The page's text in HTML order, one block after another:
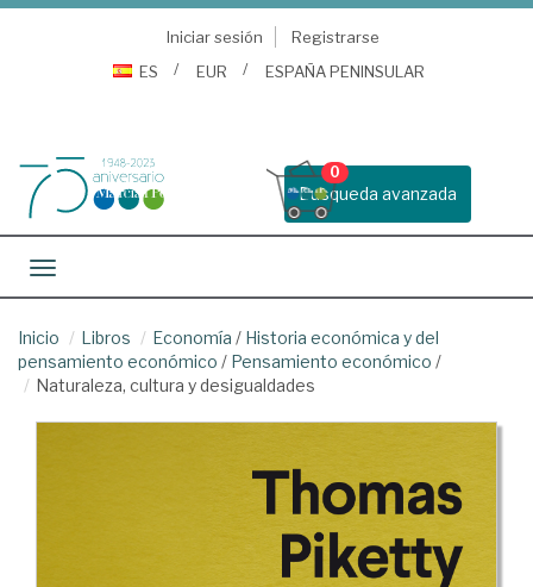
Iniciar sesión
Registrarse
ES
EUR ESPAÑA PENINSULAR
Busqueda avanzada
0
Toggle navigation
Inicio Libros Economía / Historia económica y del
pensamiento económico / Pensamiento económico /
Naturaleza, cultura y desigualdades